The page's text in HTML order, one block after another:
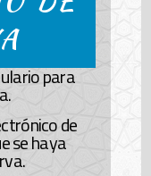
para
de
se haya